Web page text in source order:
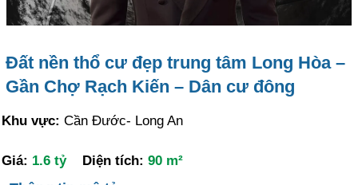
Đất nền thổ cư đẹp trung tâm Long Hòa –
Gần Chợ Rạch Kiến – Dân cư đông
Khu vực: Cần Đước- Long An
Giá: 1.6 tỷ Diện tích:90 m²